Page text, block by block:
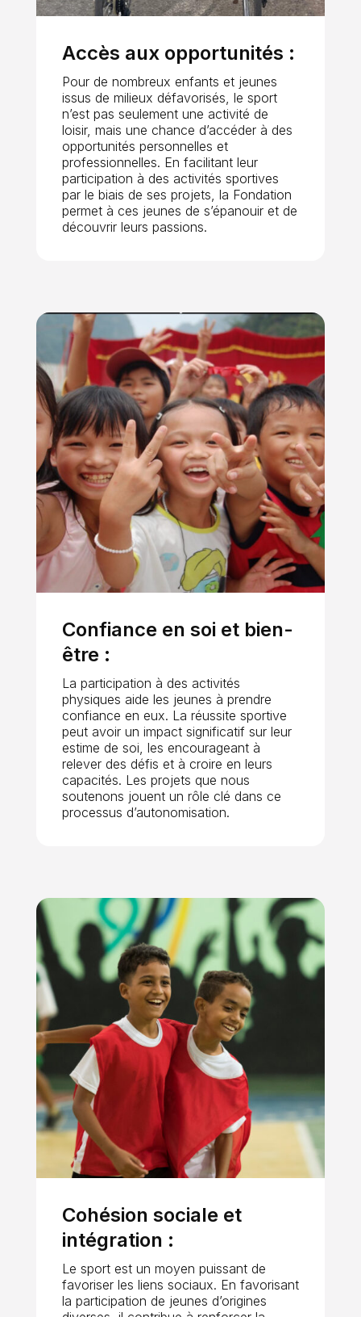
Accès aux opportunités :
Pour de nombreux enfants et jeunes
issus de milieux défavorisés, le sport
n’est pas seulement une activité de
loisir, mais une chance d’accéder à des
opportunités personnelles et
professionnelles. En facilitant leur
participation à des activités sportives
par le biais de ses projets, la Fondation
permet à ces jeunes de s’épanouir et de
découvrir leurs passions.
Confiance en soi et bien-
être :
La participation à des activités
physiques aide les jeunes à prendre
confiance en eux. La réussite sportive
peut avoir un impact significatif sur leur
estime de soi, les encourageant à
relever des défis et à croire en leurs
capacités. Les projets que nous
soutenons jouent un rôle clé dans ce
processus d’autonomisation.
Cohésion sociale et
intégration :
Le sport est un moyen puissant de
favoriser les liens sociaux. En favorisant
la participation de jeunes d’origines